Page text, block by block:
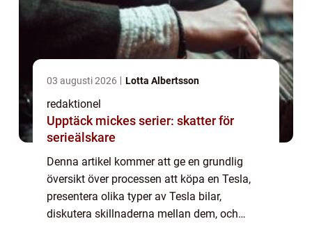
03 augusti 2026 Lotta Albertsson
redaktionel
Upptäck mickes serier: skatter för
serieälskare
Denna artikel kommer att ge en grundlig
översikt över processen att köpa en Tesla,
presentera olika typer av Tesla bilar,
diskutera skillnaderna mellan dem, och